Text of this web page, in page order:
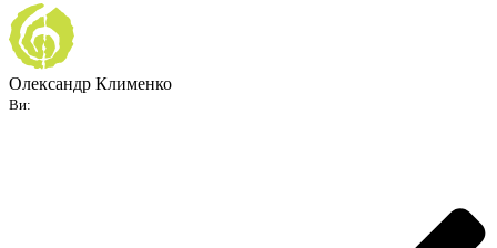
Олександр Клименко
Ви: